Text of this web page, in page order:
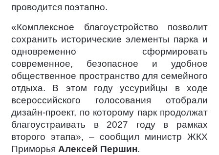
проводится поэтапно.
«Комплексное благоустройство позволит
сохранить исторические элементы парка и
одновременно сформировать
современное, безопасное и удобное
общественное пространство для семейного
отдыха. В этом году уссурийцы в ходе
всероссийского голосования отобрали
дизайн-проект, по которому парк продолжат
благоустраивать в 2027 году в рамках
второго этапа», – сообщил министр ЖКХ
Приморья Алексей Першин.